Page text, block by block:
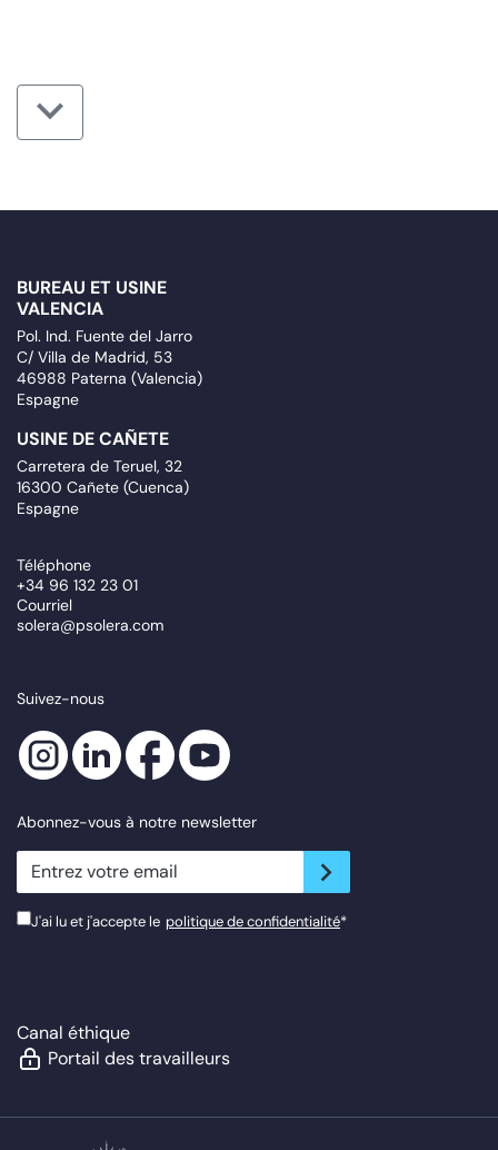
BUREAU ET USINE
VALENCIA
Pol. Ind. Fuente del Jarro
C/ Villa de Madrid, 53
46988 Paterna (Valencia)
Espagne
USINE DE CAÑETE
Carretera de Teruel, 32
16300 Cañete (Cuenca)
Espagne
Téléphone
+34 96 132 23 01
Courriel
solera@psolera.com
Suivez-nous
Abonnez-vous à notre newsletter
newsletter.suscribe
J'ai lu et j'accepte le politique de confidentialité*
Canal éthique
Portail des travailleurs